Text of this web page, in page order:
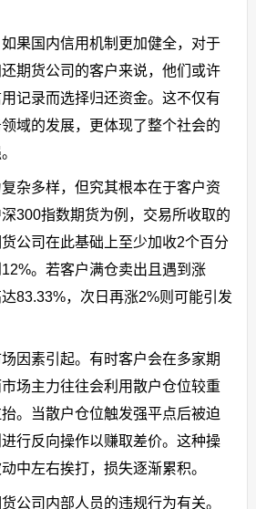
果国内信用机制更加健全，对于
期货公司的客户来说，他们或许
记录而选择归还资金。这不仅有
域的发展，更体现了整个社会的
杂多样，但究其根本在于客户资
300指数期货为例，交易所收取的
公司在此基础上至少加收2个百分
。若客户满仓卖出且遇到涨
83.33%，次日再涨2%则可能引发
因素引起。有时客户会在多家期
场主力往往会利用散户仓位较重
。当散户仓位触发强平点后被迫
行反向操作以赚取差价。这种操
中左右挨打，损失逐渐累积。
公司内部人员的违规行为有关。